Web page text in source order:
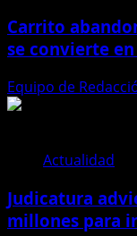
Carrito
se convierte
Equipo de
Actualidad
Judicatura
millones para